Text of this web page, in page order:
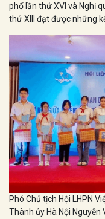
phố lần thứ XVI và Nghị
thứ XIII đạt được những
Phó Chủ tịch Hội LHPN
Thành ủy Hà Nội